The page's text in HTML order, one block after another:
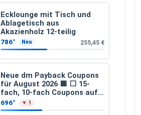
Ecklounge mit Tisch und
Ablagetisch aus
Akazienholz 12-teilig
786° Neu 255,45 €
Neue dm Payback Coupons
für August 2026 🟦 ⬜ 15-
fach, 10-fach Coupons auf
den gesamten Einkauf ab 2
€
696° ▼ 1